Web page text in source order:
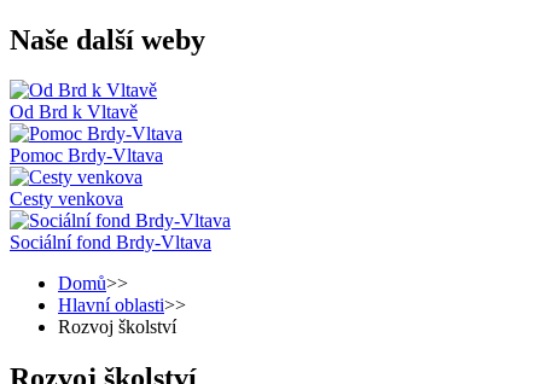
Naše další weby
Od Brd k Vltavě
Pomoc Brdy-Vltava
Cesty venkova
Sociální fond Brdy-Vltava
Domů>>
Hlavní oblasti>>
Rozvoj školství